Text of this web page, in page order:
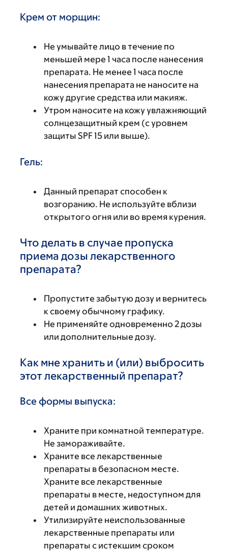
Крем от морщин:
Не умывайте лицо в течение по
меньшей мере 1 часа после нанесения
препарата. Не менее 1 часа после
нанесения препарата не наносите на
кожу другие средства или макияж.
Утром наносите на кожу увлажняющий
солнцезащитный крем (с уровнем
защиты SPF 15 или выше).
Гель:
Данный препарат способен к
возгоранию. Не используйте вблизи
открытого огня или во время курения.
Что делать в случае пропуска
приема дозы лекарственного
препарата?
Пропустите забытую дозу и вернитесь
к своему обычному графику.
Не применяйте одновременно 2 дозы
или дополнительные дозу.
Как мне хранить и (или) выбросить
этот лекарственный препарат?
Все формы выпуска:
Храните при комнатной температуре.
Не замораживайте.
Храните все лекарственные
препараты в безопасном месте.
Храните все лекарственные
препараты в месте, недоступном для
детей и домашних животных.
Утилизируйте неиспользованные
лекарственные препараты или
препараты с истекшим сроком